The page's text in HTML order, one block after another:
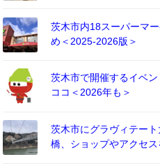
茨木市内18スーパーマ
め＜2025-2026版＞
茨木市で開催するイベ
ココ＜2026年も＞
茨木市にグラヴィテー
橋、ショップやアクセス